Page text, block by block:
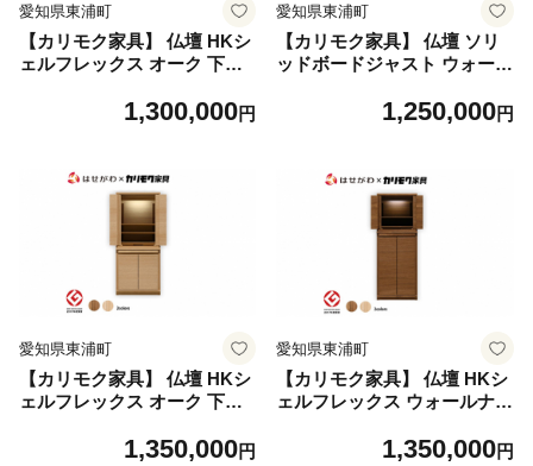
愛知県東浦町
【カリモク家具】 仏壇 HKシ
ェルフレックス オーク 下台
モダン ミニ コンパクト 天然
1,300,000円
愛知県東浦町
【カリモク家具】 仏壇 ソリ
ッドボードジャスト ウォール
モダン ミニ コンパクト 天然
1,250,000円
愛知県東浦町
【カリモク家具】 仏壇 HKシ
ェルフレックス オーク 下台
モダン ミニ コンパクト 天然
1,350,000円
愛知県東浦町
【カリモク家具】 仏壇 HKシ
ェルフレックス ウォールナッ
オシャレ モダン ミニ コンパ
1,350,000円